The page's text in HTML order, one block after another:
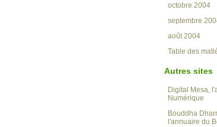
octobre 2004
septembre
août 2004
Table des
Autres sites
Digital Mesa,
Numérique
Bouddha
l'annuaire du